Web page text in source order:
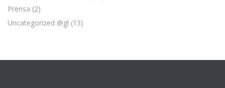
Prensa (2)
Uncategorized @gl (13)